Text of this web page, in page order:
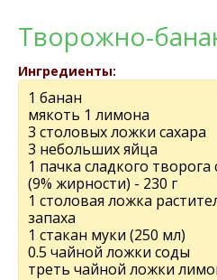
Творожно-
Ингредиенты:
1 банан
мякоть 1 лимона
3 столовых ложки сахара
3 небольших яйца
1 пачка сладкого
(9% жирности) - 230 г
1 столовая ложка
запаха
1 стакан муки (250 мл)
0.5 чайной ложки соды
треть чайной ложки